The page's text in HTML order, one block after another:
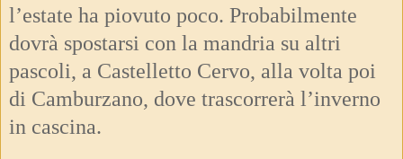
l’estate ha piovuto poco. Probabilmente
dovrà spostarsi con la mandria su altri
pascoli, a Castelletto Cervo, alla volta poi
di Camburzano, dove trascorrerà l’inverno
in cascina.